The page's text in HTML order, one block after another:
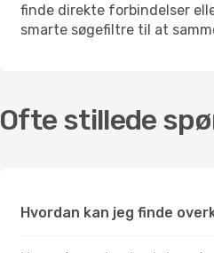
finde direkte forbindelser
smarte søgefiltre til at
Ofte stillede
Hvordan kan jeg finde